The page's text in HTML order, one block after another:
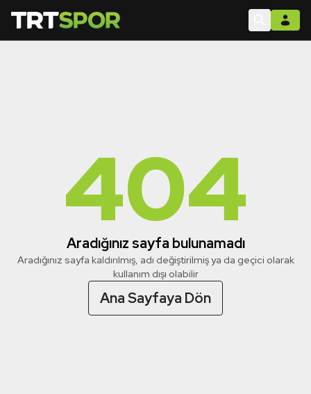
404
Aradığınız sayfa bulunamadı
Aradığınız sayfa kaldırılmış, adı değiştirilmiş ya da geçici olarak
kullanım dışı olabilir
Ana Sayfaya Dön